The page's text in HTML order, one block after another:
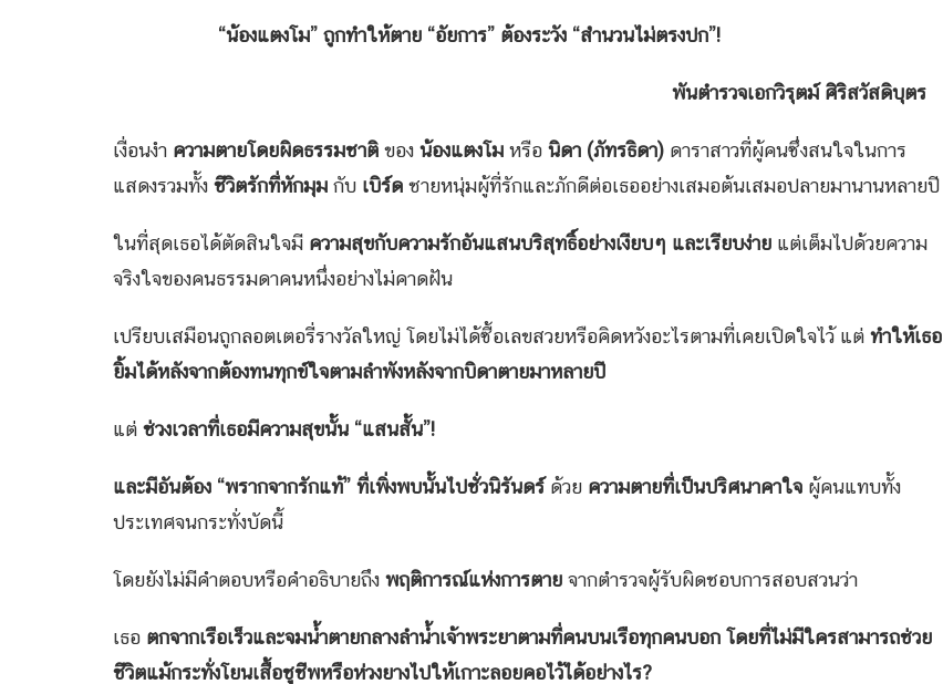
“น้องแตงโม” ถูกทำให้ตาย “อัยการ” ต้องระวัง “สำนวนไม่ตรงปก”!
พันตำรวจเอกวิรุตม์ ศิริสวัสดิบุตร
เงื่อนงำ ความตายโดยผิดธรรมชาติ ของ น้องแตงโม หรือ นิดา (ภัทรธิดา) ดาราสาวที่ผู้คนซึ่งสนใจในการ
แสดงรวมทั้ง ชีวิตรักที่หักมุม กับ เบิร์ด ชายหนุ่มผู้ที่รักและภักดีต่อเธออย่างเสมอต้นเสมอปลายมานานหลายปี
ในที่สุดเธอได้ตัดสินใจมี ความสุขกับความรักอันแสนบริสุทธิ์อย่างเงียบๆ และเรียบง่าย แต่เต็มไปด้วยความ
จริงใจของคนธรรมดาคนหนึ่งอย่างไม่คาดฝัน
เปรียบเสมือนถูกลอตเตอรี่รางวัลใหญ่ โดยไม่ได้ซื้อเลขสวยหรือคิดหวังอะไรตามที่เคยเปิดใจไว้ แต่ ทำให้เธอ
ยิ้มได้หลังจากต้องทนทุกข์ใจตามลำพังหลังจากบิดาตายมาหลายปี
แต่ ช่วงเวลาที่เธอมีความสุขนั้น “แสนสั้น”!
และมีอันต้อง “พรากจากรักแท้” ที่เพิ่งพบนั้นไปชั่วนิรันดร์ด้วย ความตายที่เป็นปริศนาคาใจ ผู้คนแทบทั้ง
ประเทศจนกระทั่งบัดนี้
โดยยังไม่มีคำตอบหรือคำอธิบายถึง พฤติการณ์แห่งการตาย จากตำรวจผู้รับผิดชอบการสอบสวนว่า
เธอ ตกจากเรือเร็วและจมน้ำตายกลางลำน้ำเจ้าพระยาตามที่คนบนเรือทุกคนบอก โดยที่ไม่มีใครสามารถช่วย
ชีวิตแม้กระทั่งโยนเสื้อชูชีพหรือห่วงยางไปให้เกาะลอยคอไว้ได้อย่างไร?